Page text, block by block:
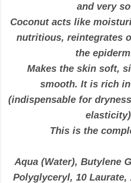
and very
Coconut acts like
nutritious, reintegrates
the
Makes the skin soft,
smooth. It is rich
(indispensable for
elasticity)
This is the
Aqua (Water), Butylene
Polyglyceryl, 10 Laurate,